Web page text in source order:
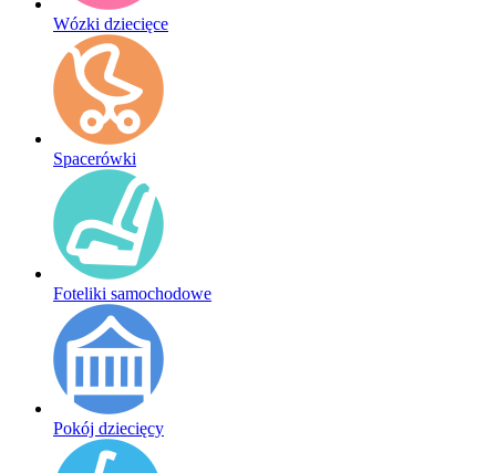
Wózki dziecięce
Spacerówki
Foteliki samochodowe
Pokój dziecięcy